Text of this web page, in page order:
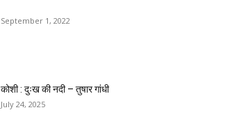
September 1, 2022
कोशी : दुःख की नदी – तुषार गांधी
July 24, 2025